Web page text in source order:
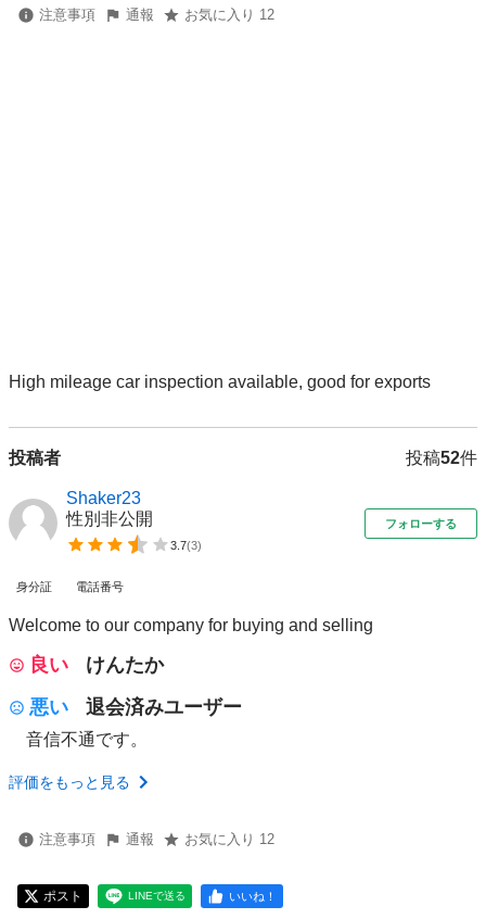
注意事項 通報 お気に入り 12
High mileage car inspection available, good for exports
投稿者 投稿52件
Shaker23
性別非公開
3.7(3)
フォローする
身分証 電話番号
Welcome to our company for buying and selling
良い
けんたか
悪い
退会済みユーザー
音信不通です。
評価をもっと見る
注意事項 通報 お気に入り 12
ポスト LINEで送る いいね！